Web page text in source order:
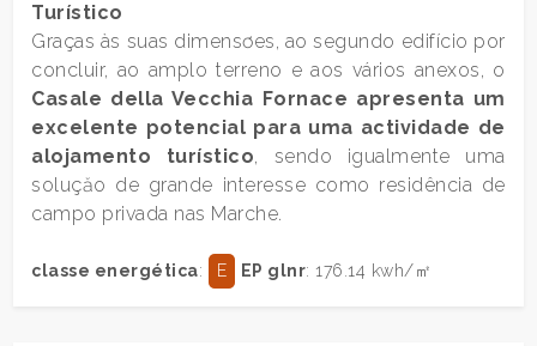
Turístico
Graças às suas dimensơes, ao segundo edifício por
concluir, ao amplo terreno e aos vários anexos, o
Casale della Vecchia Fornace apresenta um
excelente potencial para uma actividade de
alojamento turístico, sendo igualmente uma
soluçăo de grande interesse como residência de
campo privada nas Marche.
classe energética: E EP glnr: 176.14 kwh/㎡
Mais
opções
-
múltipla
escolha
Jardim